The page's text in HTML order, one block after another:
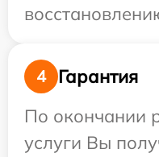
4
Гарантия
По окончании
услуги Вы